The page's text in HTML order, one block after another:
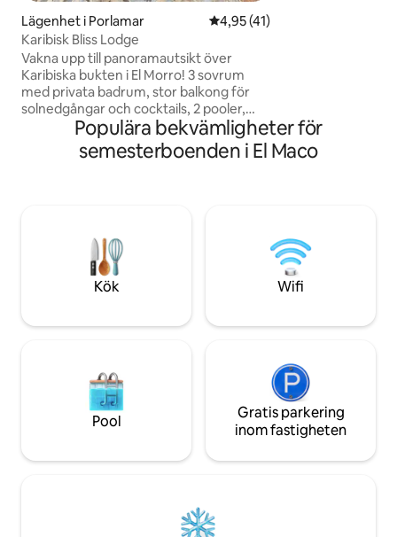
Lägenhet i Porlamar 4,95 av 5 i genomsnittligt
4,95 (41)
Karibisk Bliss Lodge
Vakna upp till panoramautsikt över
Karibiska bukten i El Morro! 3 sovrum
med privata badrum, stor balkong för
solnedgångar och cocktails, 2 pooler,
trädgårdar, 24h säkerhet och 2 privata
parkeringsplatser. Steg från Wyndham
Hotel, strandklubbar, restauranger och
runt i lägenheten och reservkraft endast
för byggnaden. Exklusiv oas för
oförglömliga karibiska minnen!
Populära bekvämligheter för
semesterboenden i El Maco
Kök Wifi
Pool
Gratis parkering
inom fastigheten